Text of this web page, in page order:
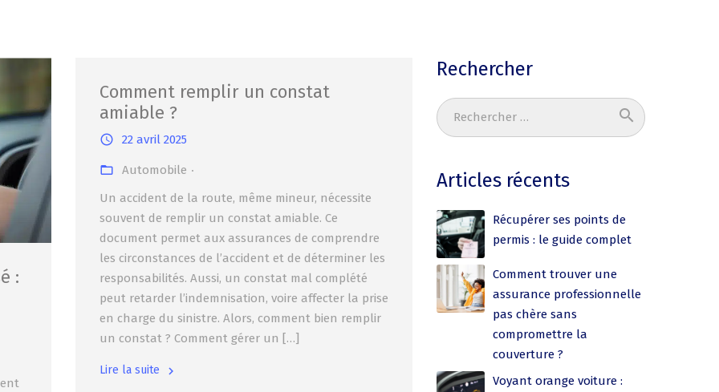
:
Comment remplir un constat
amiable ?
22 avril 2025
Automobile
Un accident de la route, même mineur, nécessite
souvent de remplir un constat amiable. Ce
document permet aux assurances de comprendre
les circonstances de l’accident et de déterminer les
responsabilités. Aussi, un constat mal complété
peut retarder l’indemnisation, voire affecter la prise
en charge du sinistre. Alors, comment bien remplir
un constat ? Comment gérer un […]
Lire la suite
Rechercher
search
Ok
Articles récents
Récupérer ses points de
permis : le guide complet
Comment trouver une
assurance professionnelle
pas chère sans
compromettre la
couverture ?
Voyant orange voiture :